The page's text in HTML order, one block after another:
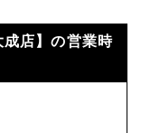
成店】の営業時